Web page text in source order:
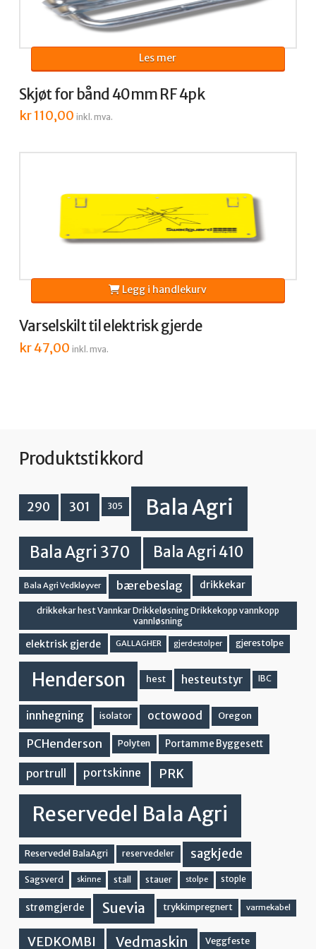
Skjøt for bånd 40mm RF 4pk
kr110,00 inkl. mva.
Les mer
Varselskilt til elektrisk gjerde
kr47,00 inkl. mva.
Legg i handlekurv
Produktstikkord
290 301 305 Bala Agri
Bala Agri 370 Bala Agri 410
Bala Agri Vedkløyver bærebeslag drikkekar
drikkekar hest Vannkar Drikkeløsning Drikkekopp vannkopp
vannløsning
elektrisk gjerde GALLAGHER gjerdestolper gjerestolpe
Henderson hest hesteutstyr IBC
innhegning isolator octowood Oregon
PCHenderson Polyten Portamme Byggesett
portrull portskinne PRK
Reservedel Bala Agri
Reservedel BalaAgri reservedeler sagkjede
Sagsverd skinne stall stauer stolpe stople
strømgjerde Suevia trykkimpregnert varmekabel
VEDKOMBI Vedmaskin Veggfeste